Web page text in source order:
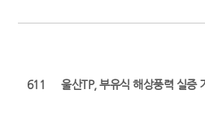
611 울산TP, 부유식 해상풍력 실증